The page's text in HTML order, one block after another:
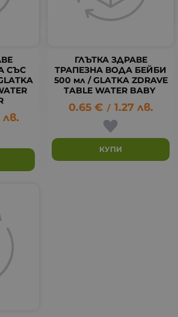
СЪС
лв.
ГЛЪТКА ЗДРАВЕ
ТРАПЕЗНА ВОДА БЕЙБИ
500 мл / GLATKA ZDRAVE
TABLE WATER BABY
0.65 € / 1.27 лв.
КУПИ